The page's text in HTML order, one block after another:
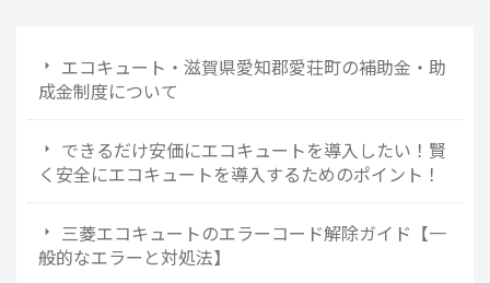
エコキュート・滋賀県愛知郡愛荘町の補助金・助
成金制度について
できるだけ安価にエコキュートを導入したい！賢
く安全にエコキュートを導入するためのポイント！
三菱エコキュートのエラーコード解除ガイド【一
般的なエラーと対処法】